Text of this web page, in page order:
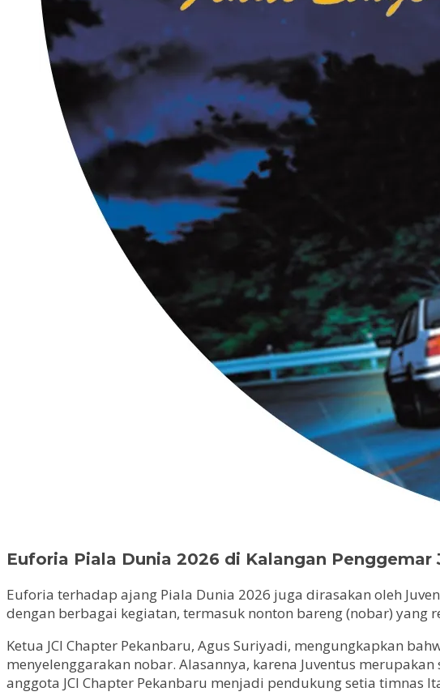
Euforia Piala Dunia 2026 di Kalangan Penggemar
Euforia terhadap ajang Piala Dunia 2026 juga dirasakan oleh
dengan berbagai kegiatan, termasuk nonton bareng (nobar) yang
Ketua JCI Chapter Pekanbaru, Agus Suriyadi, mengungkapkan
menyelenggarakan nobar. Alasannya, karena Juventus
anggota JCI Chapter Pekanbaru menjadi pendukung setia timnas